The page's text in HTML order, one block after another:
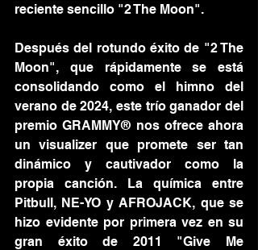
reciente sencillo "2 The Moon".
Después del rotundo éxito de "2 The
Moon", que rápidamente se está
consolidando como el himno del
verano de 2024, este trío ganador del
premio GRAMMY® nos ofrece ahora
un visualizer que promete ser tan
dinámico y cautivador como la
propia canción. La química entre
Pitbull, NE-YO y AFROJACK, que se
hizo evidente por primera vez en su
gran éxito de 2011 "Give Me